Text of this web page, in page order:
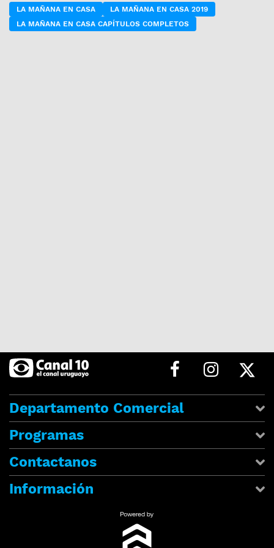
LA MAÑANA EN CASA
LA MAÑANA EN CASA 2019
LA MAÑANA EN CASA CAPÍTULOS COMPLETOS
Departamento Comercial
Programas
Contactanos
Información